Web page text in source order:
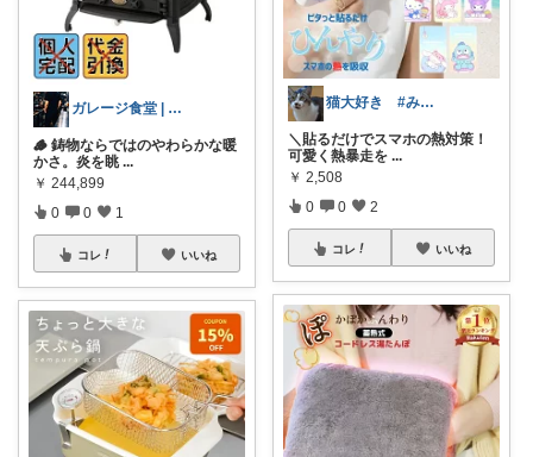
ガレージ食堂 | 開業準備中
🪵 鋳物ならではのやわらかな暖
かさ。炎を眺 ...
￥ 244,899
0 0 1
コレ いいね
猫大好き #みなさんのお気持ちに感謝
＼貼るだけでスマホの熱対策！
可愛く熱暴走を ...
￥ 2,508
0 0 2
コレ いいね